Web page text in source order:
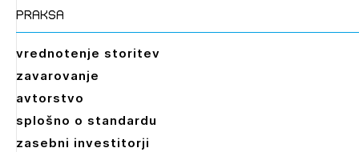
praksa
vrednotenje storitev
zavarovanje
avtorstvo
splošno o standardu
zasebni investitorji